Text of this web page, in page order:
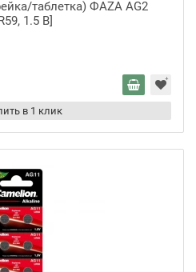
таблетка) ФАZА AG2
1.5 В]
в 1 клик